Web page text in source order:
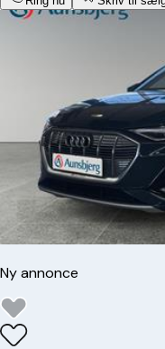
Ny annonce